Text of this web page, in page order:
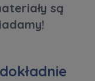
są
jakość i